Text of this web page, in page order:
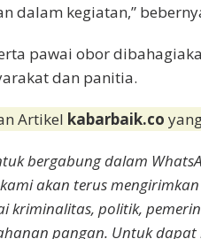
dalam kegiatan,”
pawai obor
dan panitia.
Artikel kabarbaik.co
bergabung dalam
akan terus
kriminalitas, politik,
pangan. Untuk dapat